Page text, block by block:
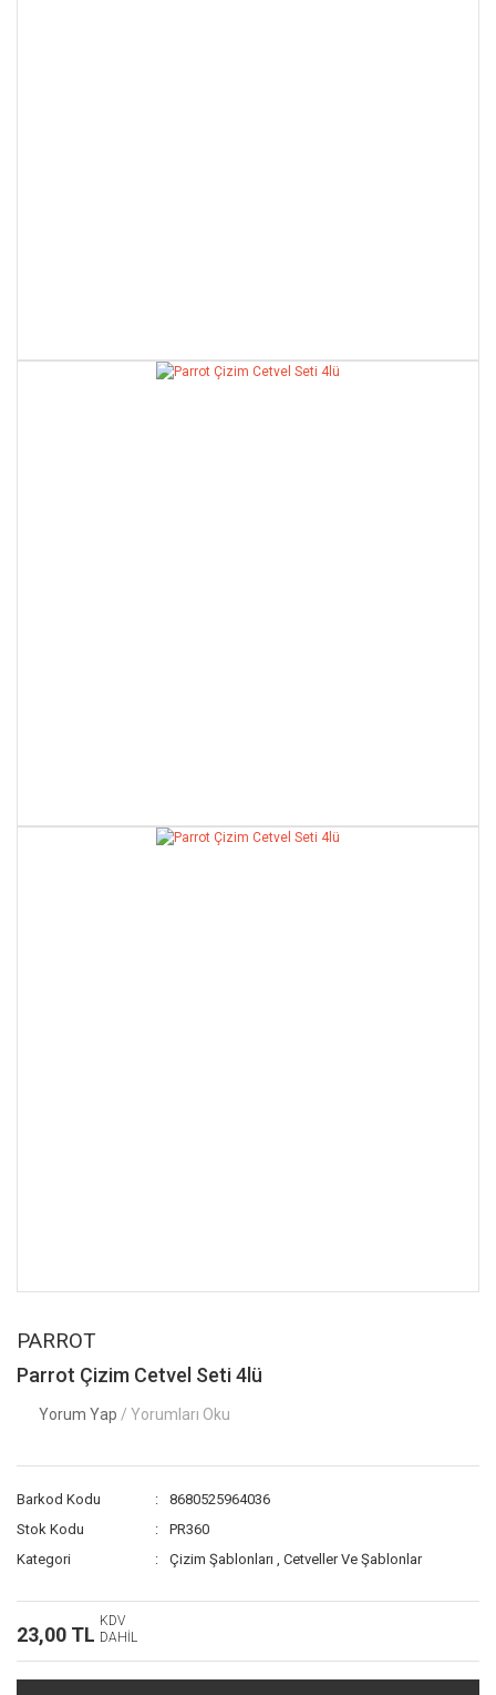
PARROT
Parrot Çizim Cetvel Seti 4lü
Yorum Yap / Yorumları Oku
Barkod Kodu
8680525964036
Stok Kodu
PR360
Kategori
Çizim Şablonları ,Cetveller Ve Şablonlar
23,00 TL
KDV
DAHİL